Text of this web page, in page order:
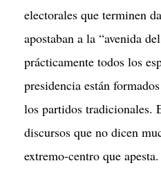
electorales que terminen
apostaban a la “avenida
prácticamente todos los
presidencia están
los partidos tradicionales.
discursos que no dicen
extremo-centro que